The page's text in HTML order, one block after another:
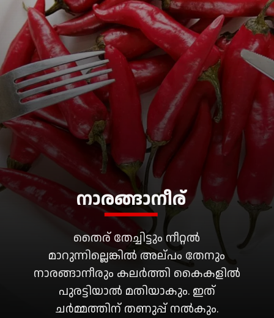
തൈര് തേച്ചിട്ടും നീറ്റൽ
മാറുന്നില്ലെങ്കിൽ അല്പം തേനും
നാരങ്ങാനീരും കലർത്തി കൈകളിൽ
പുരട്ടിയാൽ മതിയാകും. ഇത്
ചർമ്മത്തിന് തണുപ്പ് നൽകും.
നാരങ്ങാനീര്